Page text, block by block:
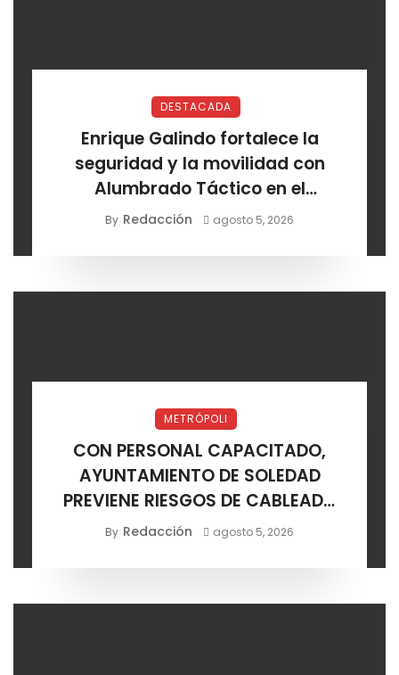
DESTACADA
Enrique Galindo fortalece la
seguridad y la movilidad con
Alumbrado Táctico en el
Corredor Lomas
By Redacción agosto 5, 2026
METRÓPOLI
CON PERSONAL CAPACITADO,
AYUNTAMIENTO DE SOLEDAD
PREVIENE RIESGOS DE CABLEADO
ELÉCTRICO
By Redacción agosto 5, 2026